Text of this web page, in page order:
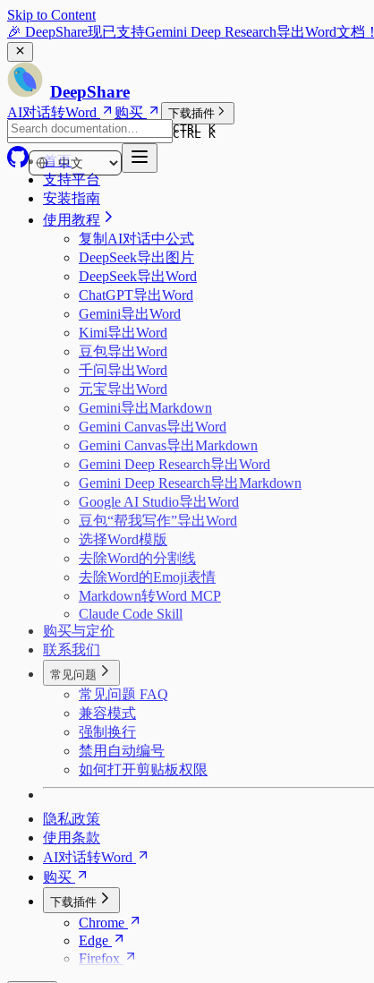
Skip to Content
🎉 DeepShare现已支持Gemini Deep Research导出Word文档！
DeepShare
AI对话转Word 购买
下载插件
CTRL K
CTRL K
首页
支持平台
安装指南
使用教程
复制AI对话中公式
DeepSeek导出图片
DeepSeek导出Word
ChatGPT导出Word
Gemini导出Word
Kimi导出Word
豆包导出Word
千问导出Word
元宝导出Word
Gemini导出Markdown
Gemini Canvas导出Word
Gemini Canvas导出Markdown
Gemini Deep Research导出Word
Gemini Deep Research导出Markdown
Google AI Studio导出Word
豆包“帮我写作”导出Word
选择Word模版
去除Word的分割线
去除Word的Emoji表情
Markdown转Word MCP
Claude Code Skill
购买与定价
联系我们
常见问题
常见问题 FAQ
兼容模式
强制换行
禁用自动编号
如何打开剪贴板权限
隐私政策
使用条款
AI对话转Word
购买
下载插件
Chrome
Edge
Firefox